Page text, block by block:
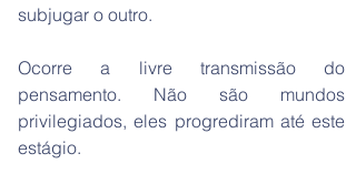
subjugar o outro.
Ocorre a livre transmissão do
pensamento. Não são mundos
privilegiados, eles progrediram até este
estágio.